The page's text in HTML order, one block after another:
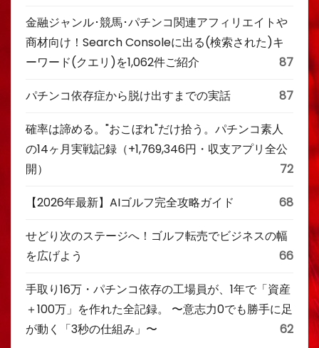
金融ジャンル･競馬･パチンコ関連アフィリエイトや
商材向け！Search Consoleに出る(検索された)キ
ーワード(クエリ)を1,062件ご紹介
87
パチンコ依存症から脱け出すまでの実話 87
確率は諦める。"おこぼれ"だけ拾う。パチンコ素人
の14ヶ月実戦記録（+1,769,346円・収支アプリ全公
開）
72
【2026年最新】AIゴルフ完全攻略ガイド 68
せどり次のステージへ！ゴルフ転売でビジネスの幅
を広げよう
66
手取り16万・パチンコ依存の工場員が、1年で「資産
＋100万」を作れた全記録。 〜意志力0でも勝手に足
が動く「3秒の仕組み」〜
62